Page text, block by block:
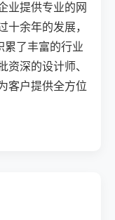
业提供专业的网
十余年的发展，
累了丰富的行业
资深的设计师、
客户提供全方位